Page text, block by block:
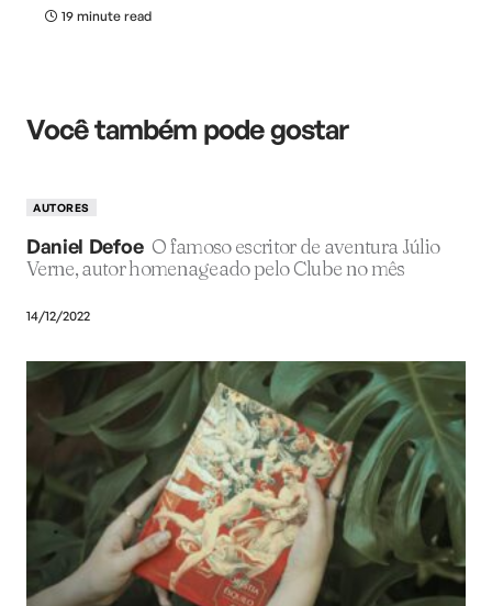
19 minute read
Você também pode gostar
AUTORES
Daniel Defoe O famoso escritor de aventura Júlio
Verne, autor homenageado pelo Clube no mês
14/12/2022